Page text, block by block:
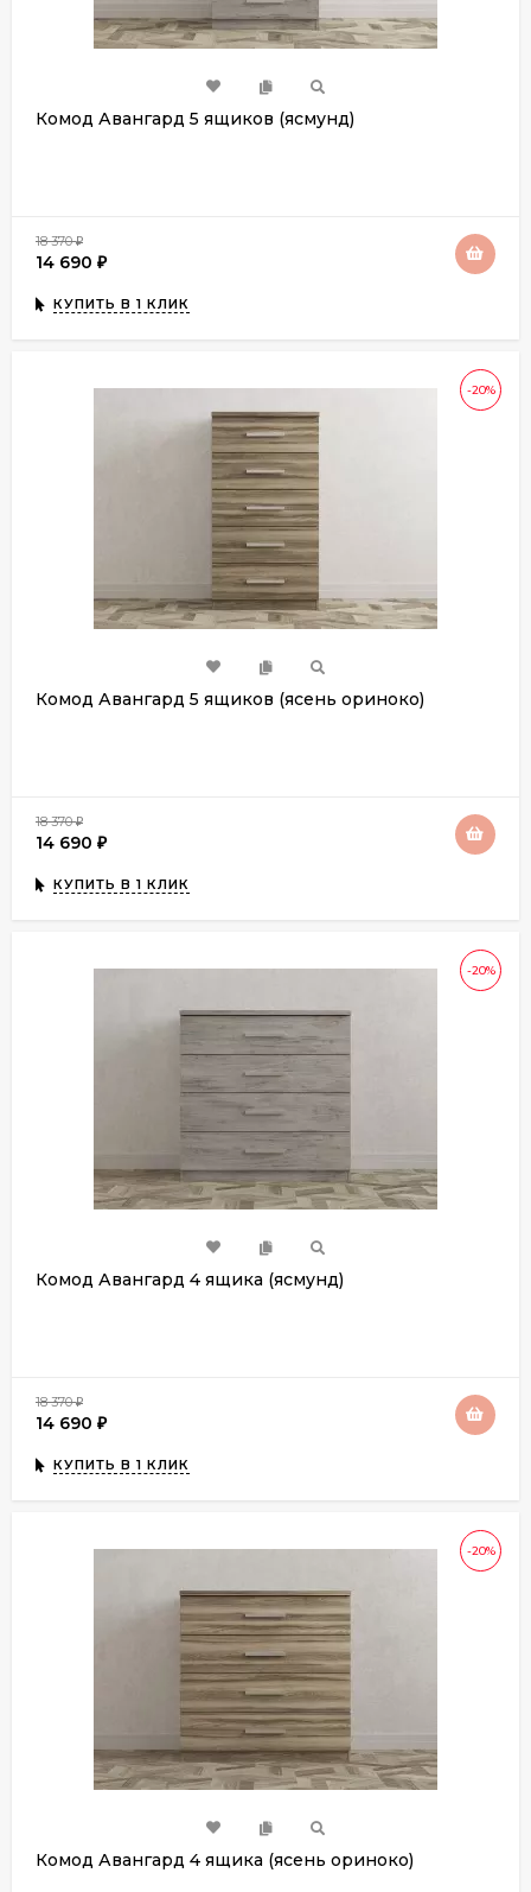
Комод Авангард 5 ящиков (ясмунд)
18 370₽
14 690 ₽
КУПИТЬ В 1 КЛИК
-20%
Комод Авангард 5 ящиков (ясень ориноко)
18 370₽
14 690 ₽
КУПИТЬ В 1 КЛИК
-20%
Комод Авангард 4 ящика (ясмунд)
18 370₽
14 690 ₽
КУПИТЬ В 1 КЛИК
-20%
Комод Авангард 4 ящика (ясень ориноко)